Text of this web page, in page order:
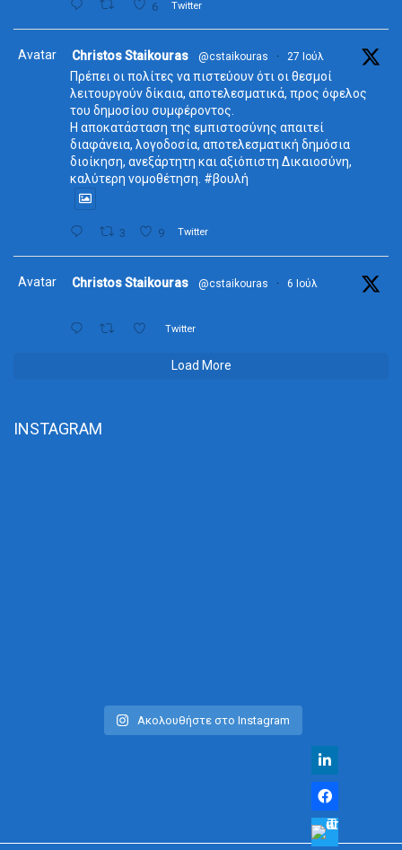
6 Twitter
Avatar Christos Staikouras @cstaikouras · 27 Ιούλ
Πρέπει οι πολίτες να πιστεύουν ότι οι θεσμοί
λειτουργούν δίκαια, αποτελεσματικά, προς όφελος
του δημοσίου συμφέροντος.
Η αποκατάσταση της εμπιστοσύνης απαιτεί
διαφάνεια, λογοδοσία, αποτελεσματική δημόσια
διοίκηση, ανεξάρτητη και αξιόπιστη Δικαιοσύνη,
καλύτερη νομοθέτηση. #βουλή
3 9 Twitter
Avatar Christos Staikouras @cstaikouras · 6 Ιούλ
Twitter
Load More
INSTAGRAM
Ακολουθήστε στο Instagram